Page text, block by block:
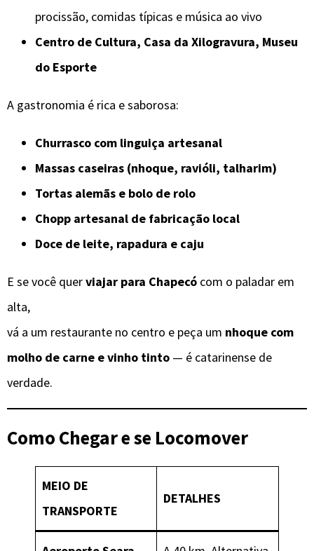
procissão, comidas típicas e música ao vivo
Centro de Cultura, Casa da Xilogravura, Museu
do Esporte
A gastronomia é rica e saborosa:
Churrasco com linguiça artesanal
Massas caseiras (nhoque, ravióli, talharim)
Tortas alemãs e bolo de rolo
Chopp artesanal de fabricação local
Doce de leite, rapadura e caju
E se você querviajar para Chapecó com o paladar em
alta,
vá a um restaurante no centro e peça um nhoque com
molho de carne e vinho tinto — é catarinense de
verdade.
Como Chegar e se Locomover
MEIO DE
TRANSPORTE
DETALHES